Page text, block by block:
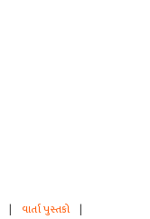
| વાર્તા પુસ્તકો |